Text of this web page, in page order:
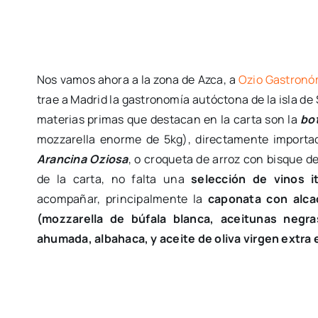
Nos vamos ahora a la zona de Azca, a Ozio
trae a Madrid la gastronomía autóctona de la isla
materias primas que destacan en la carta son la
mozzarella enorme de 5kg), directamente
Arancina Oziosa, o croqueta de arroz con bisque
de la carta, no falta unaselección de vinos
acompañar, principalmente la caponata con
(mozzarella de búfala blanca, aceitunas
ahumada, albahaca, y aceite de oliva virgen extra